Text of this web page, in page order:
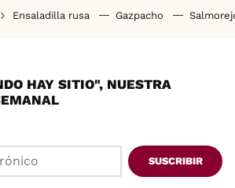
Ensaladilla rusa Gazpacho
HAY SITIO", NUESTRA
SUSCRIBIR